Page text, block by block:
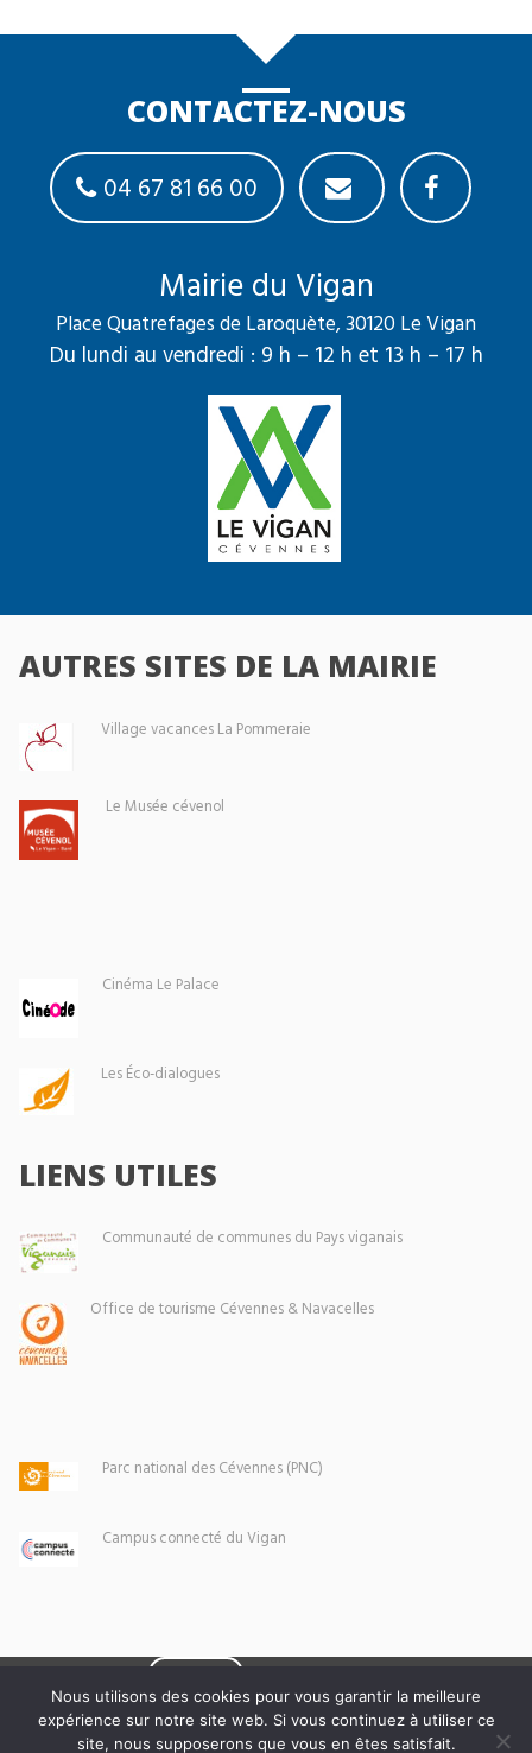
CONTACTEZ-NOUS
04 67 81 66 00
Mairie du Vigan
Place Quatrefages de Laroquète, 30120 Le Vigan
Du lundi au vendredi : 9 h – 12 h et 13 h – 17 h
AUTRES SITES DE LA MAIRIE
Village vacances La Pommeraie
Le Musée cévenol
Cinéma Le Palace
Les Éco-dialogues
LIENS UTILES
Communauté de communes du Pays viganais
Office de tourisme Cévennes & Navacelles
Parc national des Cévennes (PNC)
Campus connecté du Vigan
Mentions légales
Nous utilisons des cookies pour vous garantir la meilleure
expérience sur notre site web. Si vous continuez à utiliser ce
site, nous supposerons que vous en êtes satisfait.